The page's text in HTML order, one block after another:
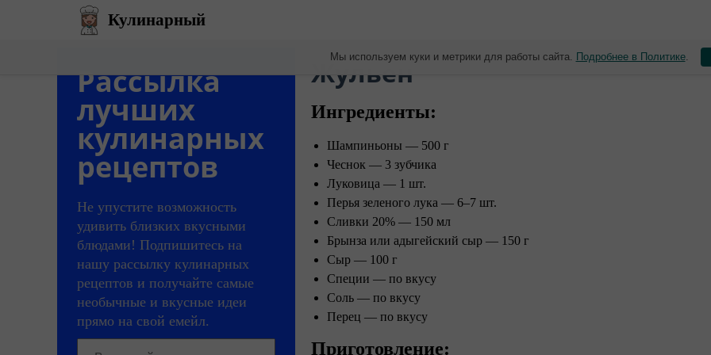
Кулинарный
Рассылка
лучших
кулинарных
рецептов
Не упустите возможность
удивить близких вкусными
блюдами! Подпишитесь на
нашу рассылку кулинарных
рецептов и получайте самые
необычные и вкусные идеи
прямо на свой емейл.
​Жульен ⠀
Ингредиенты:
Шампиньоны — 500 г
Чеснок — 3 зубчика
Луковица — 1 шт.
Перья зеленого лука — 6–7 шт.
Сливки 20% — 150 мл
Брынза или адыгейский сыр — 150 г
Сыр — 100 г
Специи — по вкусу
Соль — по вкусу
Перец — по вкусу ⠀
Приготовление:
Мы используем куки и метрики для работы сайта. Подробнее в Политике.